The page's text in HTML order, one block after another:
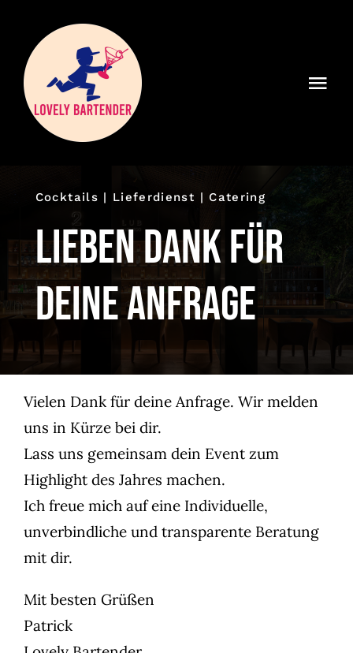
Inhalt
springen
Home
News
Warenkorb
Kasse
Cocktails | Lieferdienst | Catering
Lieben Dank für
deine Anfrage
Vielen Dank für deine Anfrage. Wir melden
uns in Kürze bei dir.
Lass uns gemeinsam dein Event zum
Highlight des Jahres machen.
Ich freue mich auf eine Individuelle,
unverbindliche und transparente Beratung
mit dir.
Mit besten Grüßen
Patrick